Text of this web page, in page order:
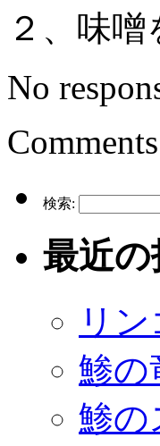
２、味
No
検索:
最近の
リ
鯵
鯵の